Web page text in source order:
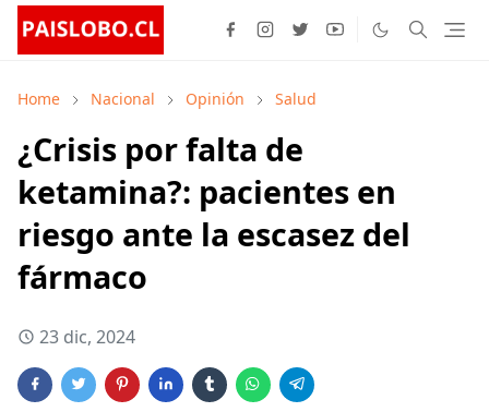
Home Nacional Opinión Salud
¿Crisis por falta de
ketamina?: pacientes en
riesgo ante la escasez del
fármaco
23 dic, 2024